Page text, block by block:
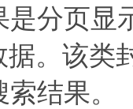
是分页显
。该类
结果。